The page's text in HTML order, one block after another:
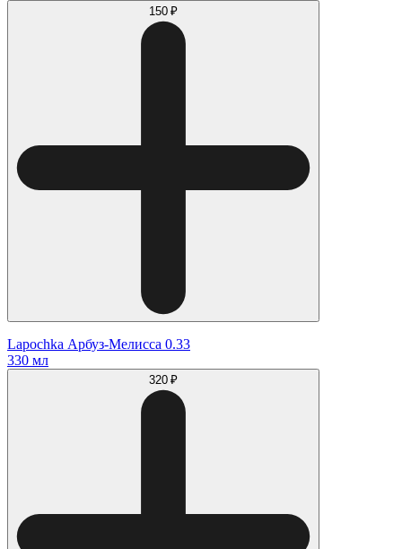
150 ₽
Lapochka Арбуз-Мелисса 0.33
330 мл
320 ₽